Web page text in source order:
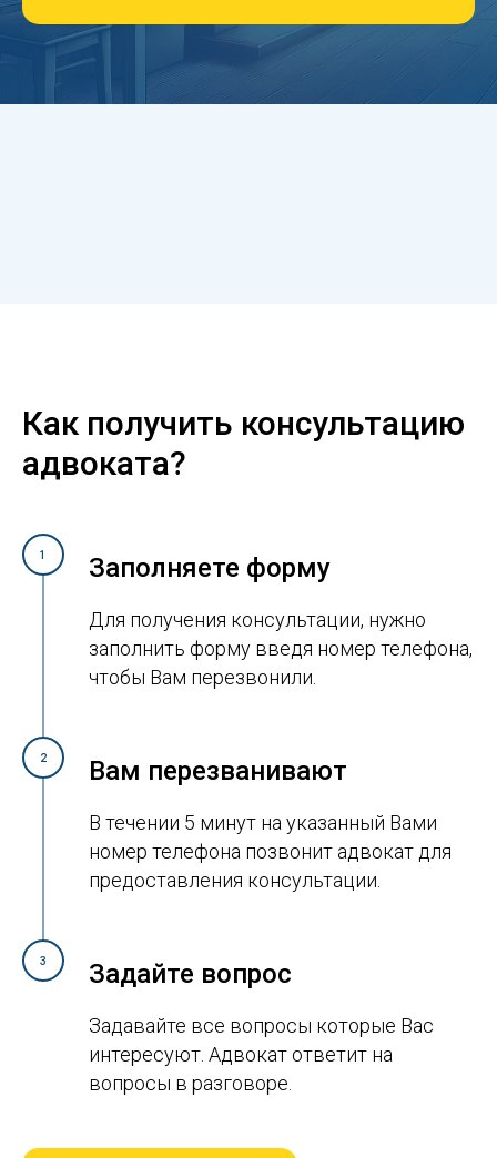
Как получить консультацию
адвоката?
1 Заполняете форму
Для получения консультации, нужно
заполнить форму введя номер телефона,
чтобы Вам перезвонили.
2 Вам перезванивают
В течении 5 минут на указанный Вами
номер телефона позвонит адвокат для
предоставления консультации.
3 Задайте вопрос
Задавайте все вопросы которые Вас
интересуют. Адвокат ответит на
вопросы в разговоре.